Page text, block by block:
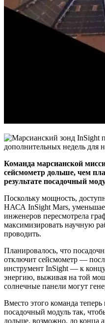
Команда марсианской
сейсмометр дольше, чем
результате посадочный
Поскольку мощность,
НАСА InSight Mars,
инженеров пересмотрела
максимизировать научную
проводить.
Планировалось, что
отключит сейсмометр —
инструмент InSight — к
энергию, выживая на той
солнечные панели могут
Вместо этого команда
посадочный модуль так,
дольше, возможно, до конца